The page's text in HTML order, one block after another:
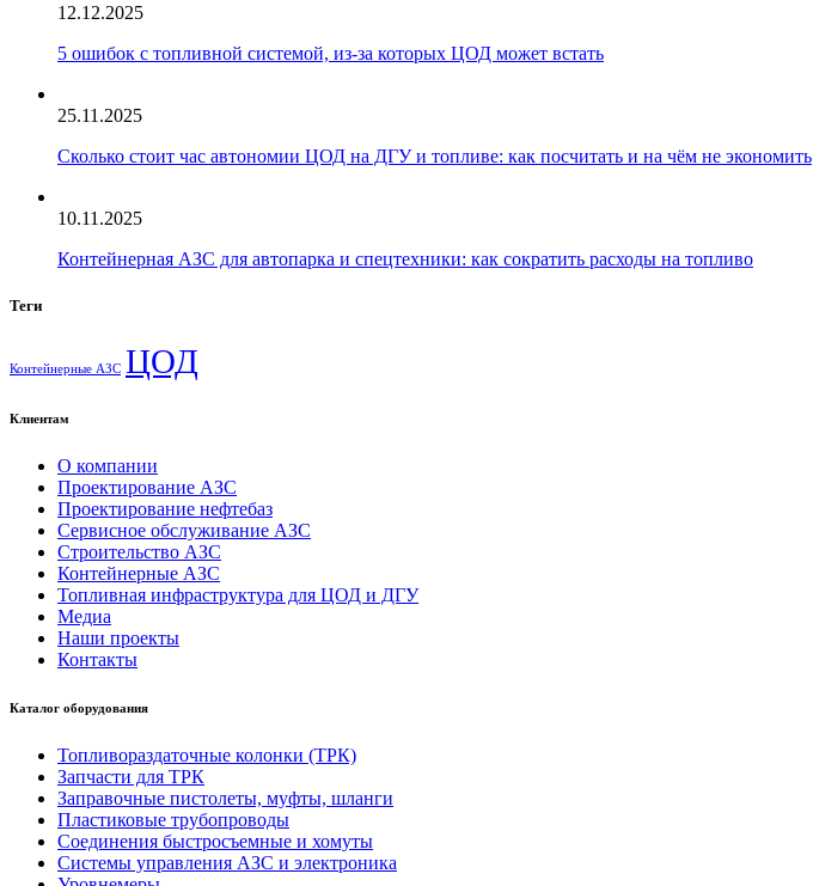
12.12.2025
5 ошибок с топливной системой, из‑за которых ЦОД может встать
25.11.2025
Сколько стоит час автономии ЦОД на ДГУ и топливе: как посчитать и на чём не экономить
10.11.2025
Контейнерная АЗС для автопарка и спецтехники: как сократить расходы на топливо
Теги
Контейнерные АЗС ЦОД
Клиентам
О компании
Проектирование АЗС
Проектирование нефтебаз
Сервисное обслуживание АЗС
Строительство АЗС
Контейнерные АЗС
Топливная инфраструктура для ЦОД и ДГУ
Медиа
Наши проекты
Контакты
Каталог оборудования
Топливораздаточные колонки (ТРК)
Запчасти для ТРК
Заправочные пистолеты, муфты, шланги
Пластиковые трубопроводы
Соединения быстросъемные и хомуты
Системы управления АЗС и электроника